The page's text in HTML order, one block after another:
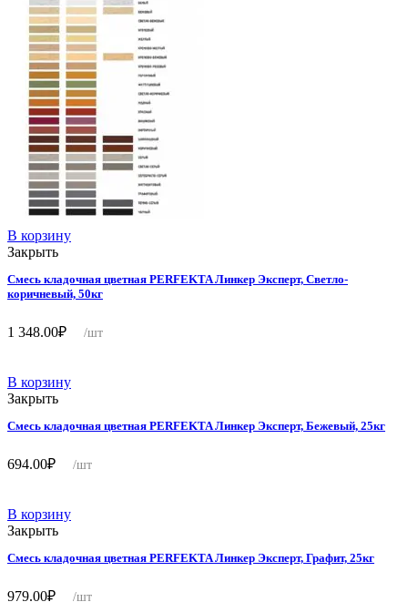
В корзину
Закрыть
Смесь кладочная цветная PERFEKTA Линкер Эксперт, Светло-
коричневый, 50кг
1 348.00₽ /шт
В корзину
Закрыть
Смесь кладочная цветная PERFEKTA Линкер Эксперт, Бежевый, 25кг
694.00₽ /шт
В корзину
Закрыть
Смесь кладочная цветная PERFEKTA Линкер Эксперт, Графит, 25кг
979.00₽ /шт